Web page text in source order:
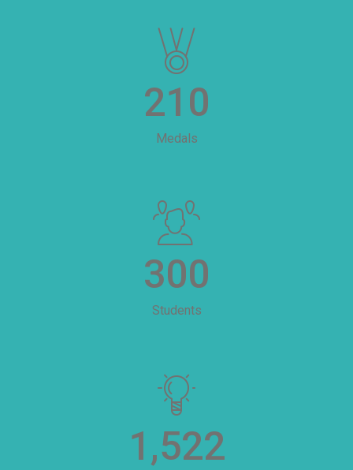
210
Medals
300
Students
1,522